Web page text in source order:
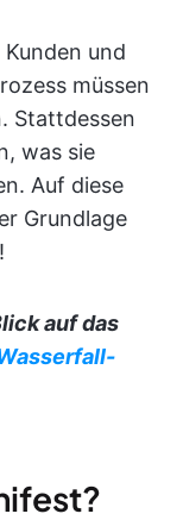
und
müssen
Stattdessen
was sie
Auf diese
Grundlage
auf das